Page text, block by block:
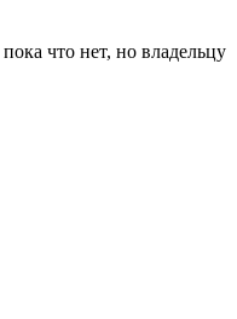
пока что нет, но владельцу